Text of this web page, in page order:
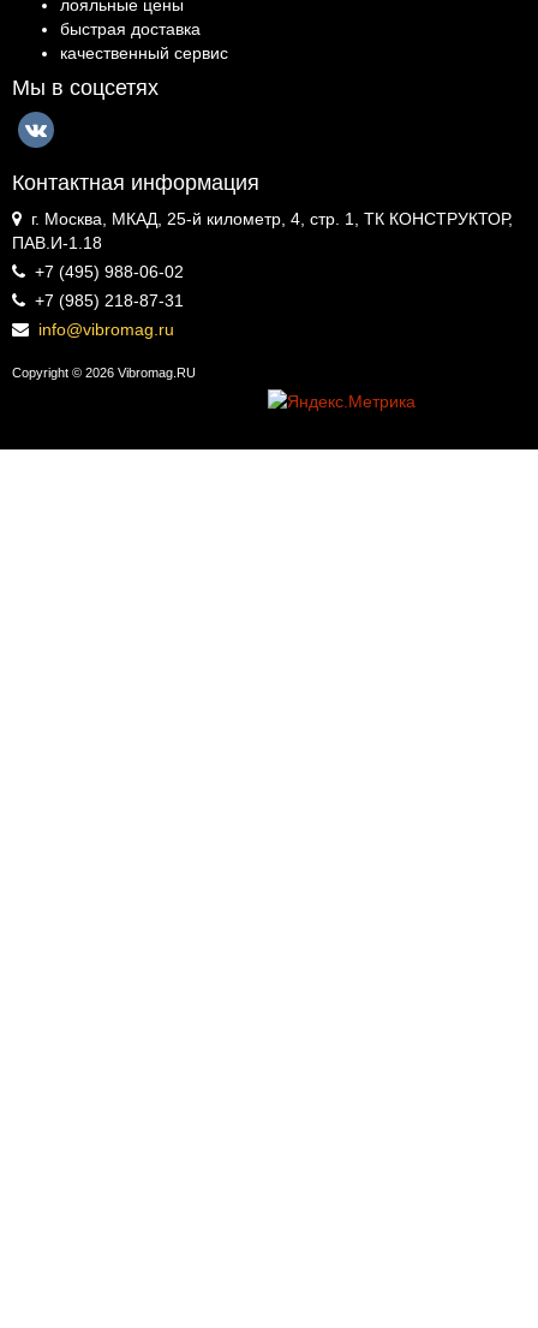
лояльные цены
быстрая доставка
качественный сервис
Мы в соцсетях
Контактная информация
г. Москва, МКАД, 25-й километр, 4, стр. 1, ТК КОНСТРУКТОР,
ПАВ.И-1.18
+7 (495) 988-06-02
+7 (985) 218-87-31
info@vibromag.ru
Copyright © 2026 Vibromag.RU